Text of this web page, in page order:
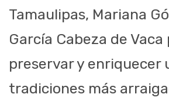
Tamaulipas, Mariana
García Cabeza de Vaca
preservar y enriquecer
tradiciones más